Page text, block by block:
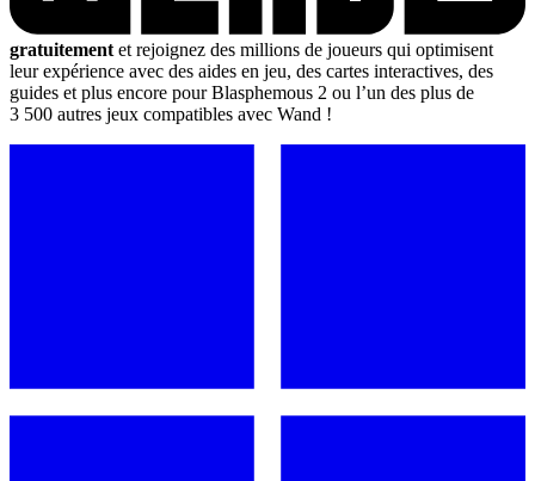
gratuitement et rejoignez des millions de joueurs qui optimisent
leur expérience avec des aides en jeu, des cartes interactives, des
guides et plus encore pour Blasphemous 2 ou l’un des plus de
3 500 autres jeux compatibles avec Wand !